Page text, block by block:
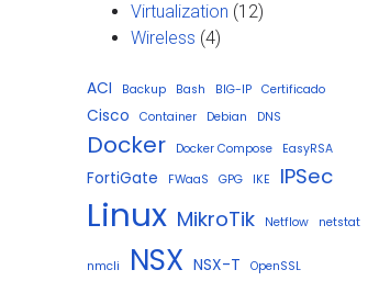
Virtualization (12)
Wireless (4)
ACI Backup Bash BIG-IP Certificado
Cisco Container Debian DNS
Docker Docker Compose EasyRSA
FortiGate FWaaS GPG IKE IPSec
Linux MikroTik Netflow netstat
nmcli NSX NSX-T OpenSSL